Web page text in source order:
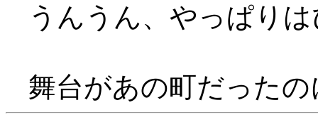
うんうん、やっぱり
舞台があの町だった